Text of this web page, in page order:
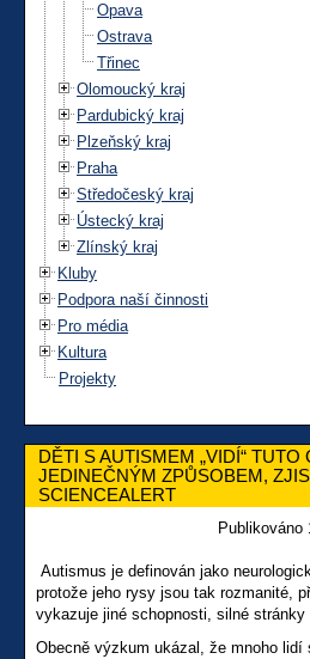
Opava
Ostrava
Třinec
Olomoucký kraj
Pardubický kraj
Plzeňský kraj
Praha
Středočeský kraj
Ústecký kraj
Zlínský kraj
Kluby
Podpora naší činnosti
Pro média
Kultura
Projekty
DĚTI S AUTISMEM „VIDÍ“ TUTO
JEDINEČNÝM ZPŮSOBEM,
SCIENCEALERT
Publikováno
Autismus je definován jako
protože jeho rysy jsou tak rozmanité,
vykazuje jiné schopnosti, silné stránky
Obecně výzkum ukázal, že mnoho lidí